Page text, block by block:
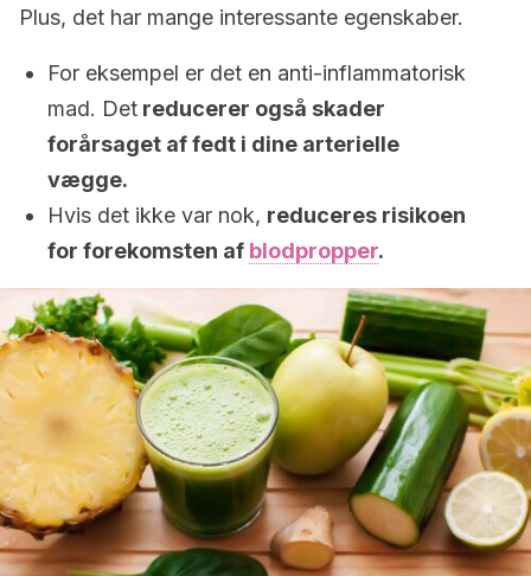
Plus, det har mange interessante egenskaber.
For eksempel er det en anti-inflammatorisk
mad. Det reducerer også skader
forårsaget af fedt i dine arterielle
vægge.
Hvis det ikke var nok, reduceres risikoen
for forekomsten af blodpropper.